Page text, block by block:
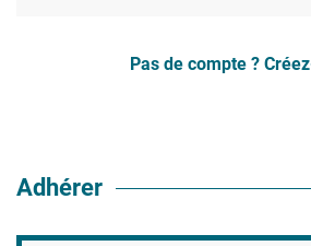
Pas de compte ?
Adhérer